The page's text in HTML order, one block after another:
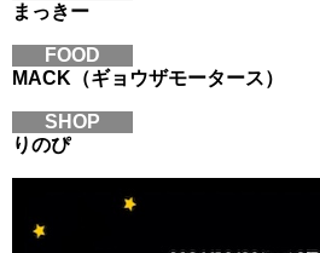
まっきー
FOOD
MACK（ギョウザモータース）
SHOP
りのぴ